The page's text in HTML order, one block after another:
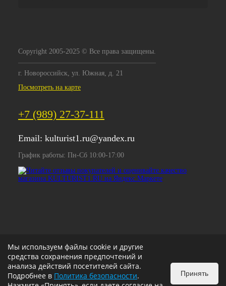
Copyright 2005-2025 © Все права защищены.
г. Новороссийск, ул. Южная, д. 21
Посмотреть на карте
+7 (989) 27-37-111
Email: kulturist1.ru@yandex.ru
График работы: Пн-Сб 10:00-17:00
Мы используем файлы cookie и другие
средства сохранения предпочтений и
анализа действий посетителей сайта.
Подробнее в Политика безопасности.
Принять